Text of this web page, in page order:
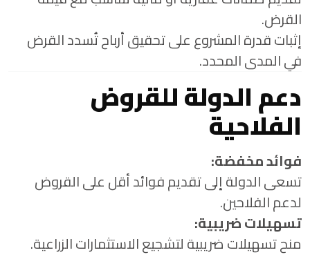
القرض.
إثبات قدرة المشروع على تحقيق أرباح تُسدد القرض
في المدى المحدد.
دعم الدولة للقروض
الفلاحية
فوائد مخفضة:
تسعى الدولة إلى تقديم فوائد أقل على القروض
لدعم الفلاحين.
تسهيلات ضريبية:
منح تسهيلات ضريبية لتشجيع الاستثمارات الزراعية.